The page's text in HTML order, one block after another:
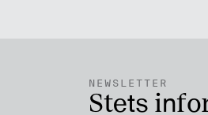
NEWSLETTER
Stets